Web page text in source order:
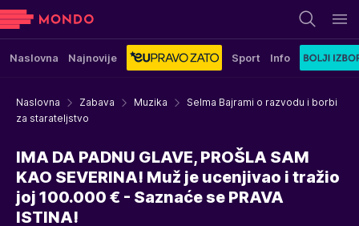
Naslovna Najnovije Sport Info
Naslovna Zabava Muzika
Selma Bajrami o razvodu i borbi
za starateljstvo
IMA DA PADNU GLAVE, PROŠLA SAM
KAO SEVERINA! Muž je ucenjivao i tražio
joj 100.000 € - Saznaće se PRAVA
ISTINA!